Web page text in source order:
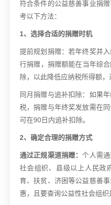
符合条件的公益慈善事业捐
考以下方法：
1、选择合适的捐赠时机
提前规划捐赠：若年终奖并
行捐赠，捐赠额能在当年综
除，以此降低应纳税所得额，
同月捐赠与追补扣除：如果
税，捐赠与年终奖发放需在
可在90日内追补扣除。
2、确定合理的捐赠方式
通过正规渠道捐赠：个人需
社会组织、县级以上人民政
育、扶贫、济困等公益慈善
惠，且要查询公益性社会组织